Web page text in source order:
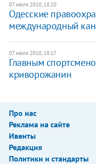
07 июля 2010, 18:20
Одесские
международный
07 июля 2010, 18:17
Главным
криворожанин
Про нас
Реклама на сайте
Ивенты
Редакция
Политики и стандарты